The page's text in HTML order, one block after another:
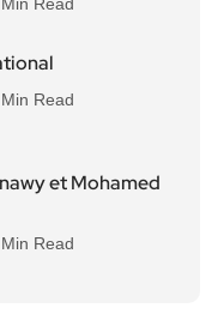
Read
et Mohamed
Read